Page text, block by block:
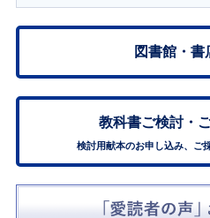
図書館・書
教科書ご検討・
検討用献本のお申し込み、ご